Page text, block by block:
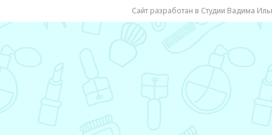
Сайт разработан в Студии Вадима